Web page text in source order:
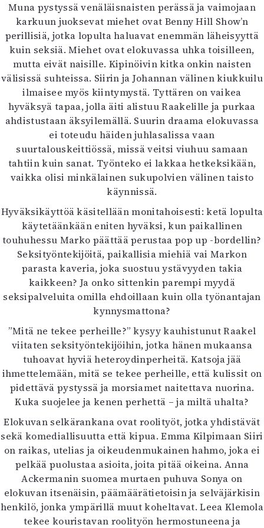
Muna pystyssä venäläisnaisten perässä ja vaimojaan
karkuun juoksevat miehet ovat Benny Hill Show’n
perillisiä, jotka lopulta haluavat enemmän läheisyyttä
kuin seksiä. Miehet ovat elokuvassa uhka toisilleen,
mutta eivät naisille. Kipinöivin kitka onkin naisten
välisissä suhteissa. Siirin ja Johannan välinen kiukkuilu
ilmaisee myös kiintymystä. Tyttären on vaikea
hyväksyä tapaa, jolla äiti alistuu Raakelille ja purkaa
ahdistustaan äksyilemällä. Suurin draama elokuvassa
ei toteudu häiden juhlasalissa vaan
suurtalouskeittiössä, missä veitsi viuhuu samaan
tahtiin kuin sanat. Työnteko ei lakkaa hetkeksikään,
vaikka olisi minkälainen sukupolvien välinen taisto
käynnissä.
Hyväksikäyttöä käsitellään monitahoisesti: ketä lopulta
käytetäänkään eniten hyväksi, kun paikallinen
touhuhessu Marko päättää perustaa pop up -bordellin?
Seksityöntekijöitä, paikallisia miehiä vai Markon
parasta kaveria, joka suostuu ystävyyden takia
kaikkeen? Ja onko sittenkin parempi myydä
seksipalveluita omilla ehdoillaan kuin olla työnantajan
kynnysmattona?
”Mitä ne tekee perheille?” kysyy kauhistunut Raakel
viitaten seksityöntekijöihin, jotka hänen mukaansa
tuhoavat hyviä heteroydinperheitä. Katsoja jää
ihmettelemään, mitä se tekee perheille, että kulissit on
pidettävä pystyssä ja morsiamet naitettava nuorina.
Kuka suojelee ja kenen perhettä – ja miltä uhalta?
Elokuvan selkärankana ovat roolityöt, jotka yhdistävät
sekä komediallisuutta että kipua. Emma Kilpimaan Siiri
on raikas, utelias ja oikeudenmukainen hahmo, joka ei
pelkää puolustaa asioita, joita pitää oikeina. Anna
Ackermanin suomea murtaen puhuva Sonya on
elokuvan itsenäisin, päämäärätietoisin ja selväjärkisin
henkilö, jonka ympärillä muut koheltavat. Leea Klemola
tekee kouristavan roolityön hermostuneena ja